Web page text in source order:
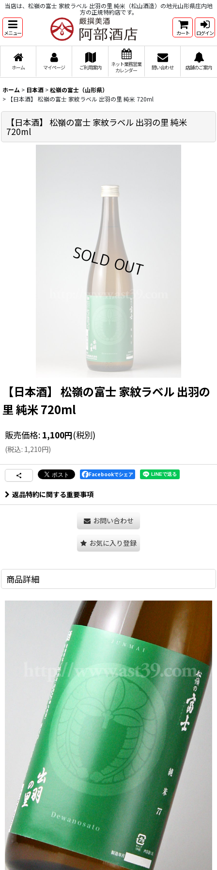
当店は、松嶺の富士 家紋ラベル 出羽の里 純米（松山酒造）の地元山形県庄内地
方の正規特約店です。
メニュー カート ログイン
ホーム マイページ ご利用案内
ネット業務営業
カレンダー
問い合わせ 店舗のご案内
ホーム > 日本酒 >松嶺の富士（山形県）
>
【日本酒】 松嶺の富士 家紋ラベル 出羽の里 純米 720ml
【日本酒】 松嶺の富士 家紋ラベル 出羽の里 純米
720ml
【日本酒】 松嶺の富士 家紋ラベル 出羽の
里 純米 720ml
販売価格: 1,100円(税別)
(税込: 1,210円)
Facebookでシェア
返品特約に関する重要事項
お問い合わせ
お気に入り登録
商品詳細